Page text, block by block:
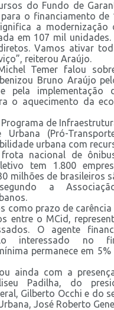
do Fundo de
para o financiamento de
a
em 107 mil
Vamos ativar
reiterou Araújo.
Temer falou
Bruno Araújo
e pela implementação
o aquecimento da
de
Urbana (Pró-
urbana com
nacional de
tem 1.800
milhões de brasileiros
a
como prazo de
entre o MCid,
O agente
interessado no
permanece em
ainda com a
Padilha, do
Gilberto Occhi e do
José Roberto